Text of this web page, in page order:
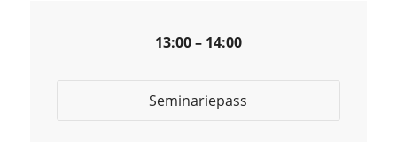
13:00 – 14:00
Seminariepass